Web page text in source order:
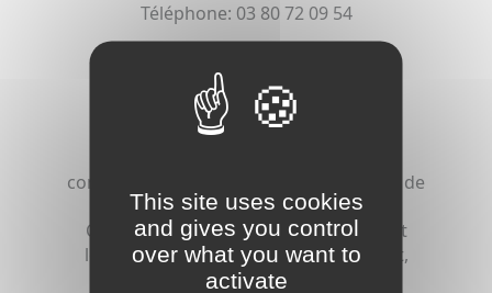
Téléphone: 03 80 72 09 54
Vous êtes informé de la collecte de
données à caractère personnel par
garage-techauto21.fr.
communication et l'information externe de
garage-techauto21.fr.
Ces données sont fondées sur l'intérêt
légitime du responsable de traitement,
conformément à l'article 6-1-f du
This site uses cookies
and gives you control
over what you want to
activate